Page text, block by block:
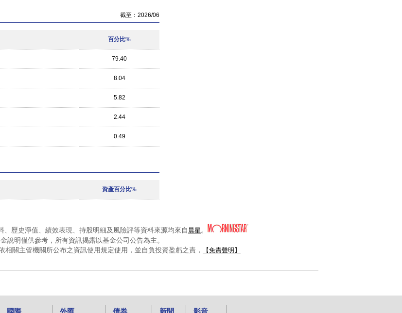
截至：2026/06
百分比%
79.40
8.04
5.82
2.44
0.49
資產百分比%
、歷史淨值、績效表現、持股明細及風險評等資料來源均來自 晨星 。
說明僅供參考，所有資訊揭露以基金公司公告為主。
相關主管機關所公布之資訊使用規定使用，並自負投資盈虧之責，
【免責聲明】
國際 外匯 債券 新聞 影音